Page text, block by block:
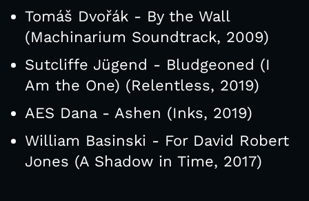
Tomáš Dvořák - By the Wall
(Machinarium Soundtrack, 2009)
Sutcliffe Jügend - Bludgeoned (I
Am the One) (Relentless, 2019)
AES Dana - Ashen (Inks, 2019)
William Basinski - For David Robert
Jones (A Shadow in Time, 2017)